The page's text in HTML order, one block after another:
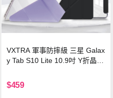
VXTRA 軍事防摔級 三星 Galax
y Tab S10 Lite 10.9吋 Y折晶透
$459